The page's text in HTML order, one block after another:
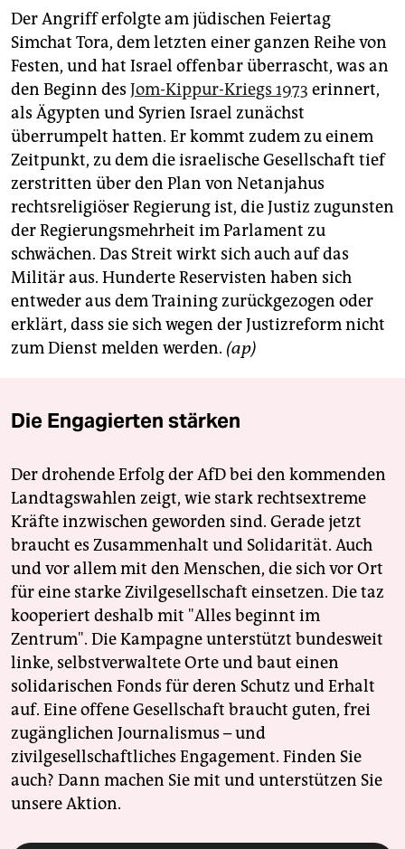
Der Angriff erfolgte am jüdischen Feiertag
Simchat Tora, dem letzten einer ganzen Reihe von
Festen, und hat Israel offenbar überrascht, was an
den Beginn des Jom-Kippur-Kriegs 1973 erinnert,
als Ägypten und Syrien Israel zunächst
überrumpelt hatten. Er kommt zudem zu einem
Zeitpunkt, zu dem die israelische Gesellschaft tief
zerstritten über den Plan von Netanjahus
rechtsreligiöser Regierung ist, die Justiz zugunsten
der Regierungsmehrheit im Parlament zu
schwächen. Das Streit wirkt sich auch auf das
Militär aus. Hunderte Reservisten haben sich
entweder aus dem Training zurückgezogen oder
erklärt, dass sie sich wegen der Justizreform nicht
zum Dienst melden werden. (ap)
Die Engagierten stärken
Der drohende Erfolg der AfD bei den kommenden
Landtagswahlen zeigt, wie stark rechtsextreme
Kräfte inzwischen geworden sind. Gerade jetzt
braucht es Zusammenhalt und Solidarität. Auch
und vor allem mit den Menschen, die sich vor Ort
für eine starke Zivilgesellschaft einsetzen. Die taz
kooperiert deshalb mit "Alles beginnt im
Zentrum". Die Kampagne unterstützt bundesweit
linke, selbstverwaltete Orte und baut einen
solidarischen Fonds für deren Schutz und Erhalt
auf. Eine offene Gesellschaft braucht guten, frei
zugänglichen Journalismus – und
zivilgesellschaftliches Engagement. Finden Sie
auch? Dann machen Sie mit und unterstützen Sie
unsere Aktion.